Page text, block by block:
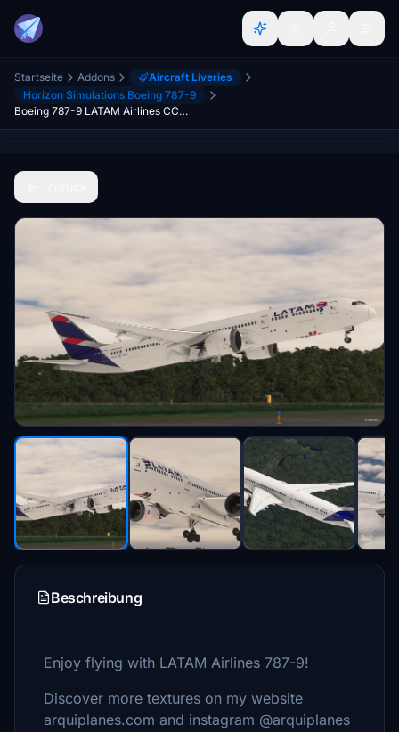
Startseite Addons
Aircraft Liveries
Horizon Simulations Boeing 787-9
Boeing 787-9 LATAM Airlines CC-BGF
Beschreibung
Enjoy flying with LATAM Airlines 787-9!
Discover more textures on my website
arquiplanes.com and instagram @arquiplanes